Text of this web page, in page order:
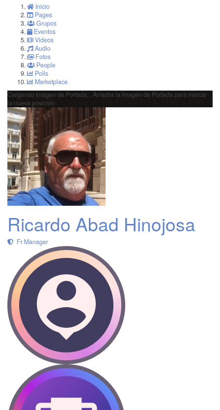
Inicio
Pages
Grupos
Eventos
Videos
Audio
Fotos
People
Polls
Marketplace
Cargando Imagen de Portada...
Arrastra la Imagen de Portada para marcar
la nueva posición
Ricardo Abad Hinojosa
Fr Manager